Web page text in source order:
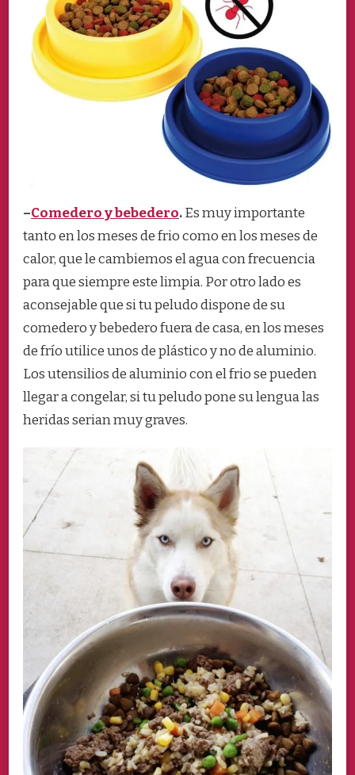
–Comedero y bebedero.Es muy importante
tanto en los meses de frio como en los meses de
calor, que le cambiemos el agua con frecuencia
para que siempre este limpia. Por otro lado es
aconsejable que si tu peludo dispone de su
comedero y bebedero fuera de casa, en los meses
de frío utilice unos de plástico y no de aluminio.
Los utensilios de aluminio con el frio se pueden
llegar a congelar, si tu peludo pone su lengua las
heridas serian muy graves.